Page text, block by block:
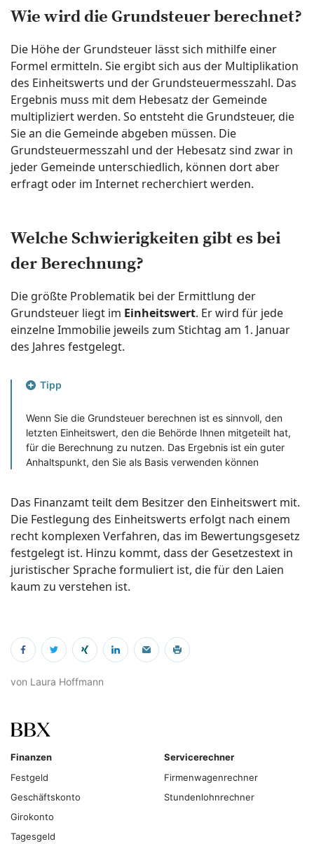
Wie wird die Grundsteuer berechnet?
Die Höhe der Grundsteuer lässt sich mithilfe einer
Formel ermitteln. Sie ergibt sich aus der Multiplikation
des Einheitswerts und der Grundsteuermesszahl. Das
Ergebnis muss mit dem Hebesatz der Gemeinde
multipliziert werden. So entsteht die Grundsteuer, die
Sie an die Gemeinde abgeben müssen. Die
Grundsteuermesszahl und der Hebesatz sind zwar in
jeder Gemeinde unterschiedlich, können dort aber
erfragt oder im Internet recherchiert werden.
Welche Schwierigkeiten gibt es bei
der Berechnung?
Die größte Problematik bei der Ermittlung der
Grundsteuer liegt im Einheitswert. Er wird für jede
einzelne Immobilie jeweils zum Stichtag am 1. Januar
des Jahres festgelegt.
Tipp
Wenn Sie die Grundsteuer berechnen ist es sinnvoll, den
letzten Einheitswert, den die Behörde Ihnen mitgeteilt hat,
für die Berechnung zu nutzen. Das Ergebnis ist ein guter
Anhaltspunkt, den Sie als Basis verwenden können
Das Finanzamt teilt dem Besitzer den Einheitswert mit.
Die Festlegung des Einheitswerts erfolgt nach einem
recht komplexen Verfahren, das im Bewertungsgesetz
festgelegt ist. Hinzu kommt, dass der Gesetzestext in
juristischer Sprache formuliert ist, die für den Laien
kaum zu verstehen ist.
von Laura Hoffmann
Finanzen
Festgeld
Geschäftskonto
Girokonto
Tagesgeld
Servicerechner
Firmenwagenrechner
Stundenlohnrechner